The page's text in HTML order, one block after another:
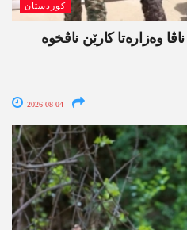
کوردستان
وەزارەتا کارێن ناڤخوە
2026-08-04